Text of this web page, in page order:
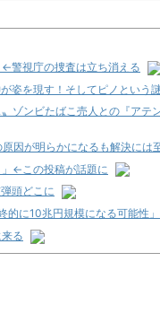
警視庁の捜査は立ち消える
姿を現す！そしてピノという
ゾンビたばこ売人との『アテ
因が明らかになるも解決には
←この投稿が話題に
頭どこに
に10兆円規模になる可能性」
る